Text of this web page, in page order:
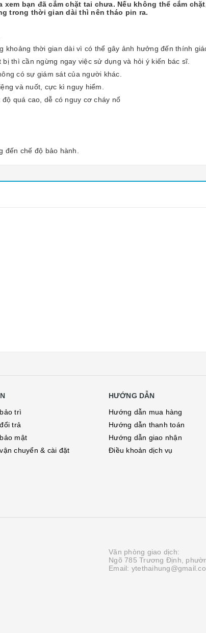
bạn đã cắm chặt tai chưa. Nếu không thể cắm
trong thời gian dài thì nên tháo pin ra.
thời gian dài vì có thể gây ảnh hưởng đến thính
thì cần ngừng ngay việc sử dụng và hỏi ý kiến bác sĩ.
có sự giám sát của người khác.
và nuốt, cực kì nguy hiểm.
quá cao, dễ có nguy cơ cháy nổ
chế độ bảo hành.
trì
trả
mật
chuyển & cài đặt
HƯỚNG DẪN
Hướng dẫn mua hàng
Hướng dẫn thanh toán
Hướng dẫn giao nhận
Điều khoản dịch vụ
Văn phòng giao dịch:
Ngõ 785 Trương Định,
Email: